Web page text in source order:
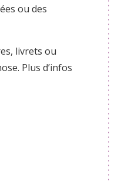
ou des
livrets ou
Plus d’infos